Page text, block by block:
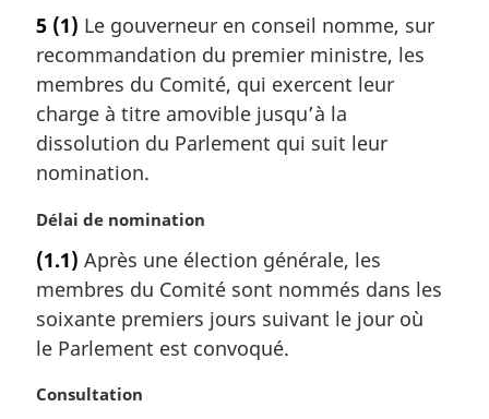
i
n
a
e
:
t
e
m
a
g
i
a
l
e
:
5 (1) Le gouverneur en conseil nomme, sur
recommandation du premier ministre, les
membres du Comité, qui exercent leur
charge à titre amovible jusqu’à la
dissolution du Parlement qui suit leur
nomination.
N
t
e
m
a
r
g
Délai de nomination
(1.1) Après une élection générale, les
membres du Comité sont nommés dans les
soixante premiers jours suivant le jour où
le Parlement est convoqué.
N
Consultation